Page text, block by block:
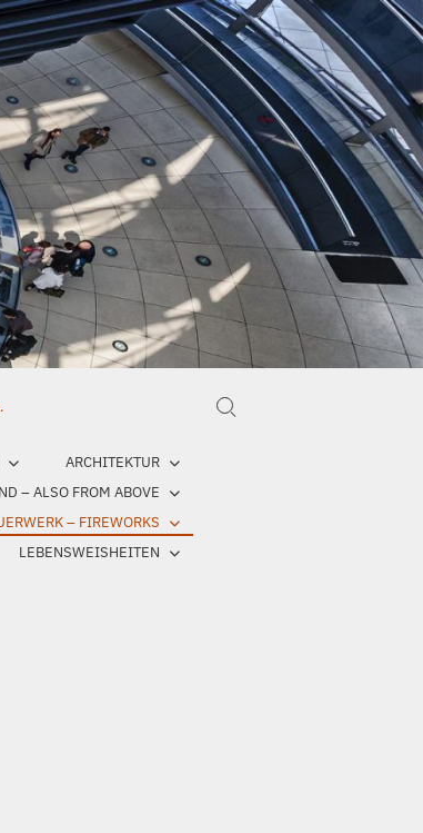
ARCHITEKTUR
– ALSO FROM ABOVE
– FIREWORKS
LEBENSWEISHEITEN
Search for: